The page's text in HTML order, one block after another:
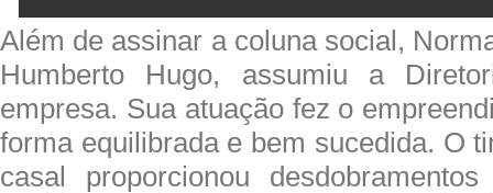
Além de assinar a coluna social,
Humberto Hugo, assumiu a
empresa. Sua atuação fez o
forma equilibrada e bem sucedida. O
casal proporcionou